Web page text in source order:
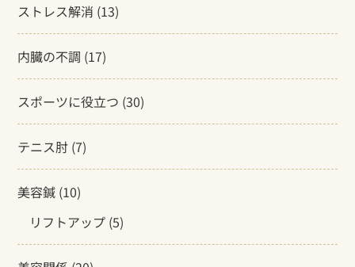
ストレス解消 (13)
内臓の不調 (17)
スポーツに役立つ (30)
テニス肘 (7)
美容鍼 (10)
リフトアップ (5)